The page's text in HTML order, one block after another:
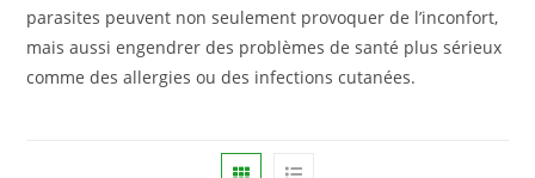
parasites peuvent non seulement provoquer de l’inconfort,
mais aussi engendrer des problèmes de santé plus sérieux
comme des allergies ou des infections cutanées.